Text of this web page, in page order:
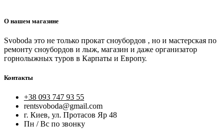
О нашем магазине
Svoboda это не только прокат сноубордов , но и мастерская по
ремонту сноубордов и лыж, магазин и даже организатор
горнолыжных туров в Карпаты и Европу.
Контакты
+38 093 747 93 55
rentsvoboda@gmail.com
г. Киев, ул. Протасов Яр 48
Пн / Вс по звонку